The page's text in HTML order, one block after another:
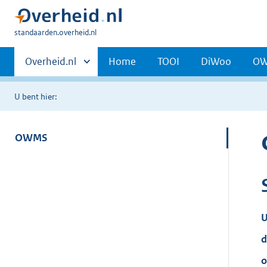
U
hier:
standaarden.overheid.nl
Primaire
navigatie
Andere
sites
binnen
Overheid.nl Home TOOI DiWoo
U bent hier:
OWMS